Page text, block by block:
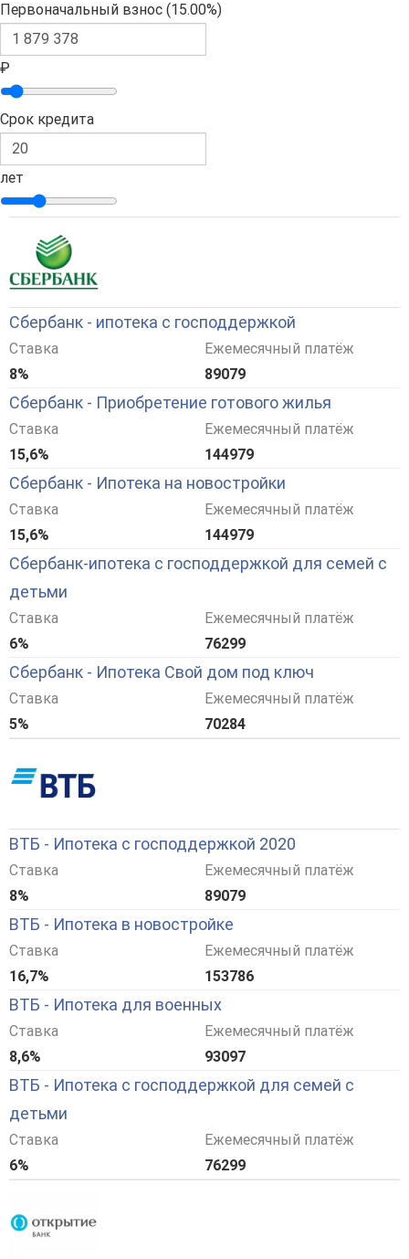
Первоначальный взнос (15.00%)
₽
Срок кредита
лет
Сбербанк - ипотека с господдержкой
Ставка
8%
Ежемесячный платёж
89079
Сбербанк - Приобретение готового жилья
Ставка
15,6%
Ежемесячный платёж
144979
Сбербанк - Ипотека на новостройки
Ставка
15,6%
Ежемесячный платёж
144979
Сбербанк-ипотека с господдержкой для семей с
детьми
Ставка
6%
Ежемесячный платёж
76299
Сбербанк - Ипотека Свой дом под ключ
Ставка
5%
Ежемесячный платёж
70284
ВТБ - Ипотека с господдержкой 2020
Ставка
8%
Ежемесячный платёж
89079
ВТБ - Ипотека в новостройке
Ставка
16,7%
Ежемесячный платёж
153786
ВТБ - Ипотека для военных
Ставка
8,6%
Ежемесячный платёж
93097
ВТБ - Ипотека с господдержкой для семей с
детьми
Ставка
6%
Ежемесячный платёж
76299